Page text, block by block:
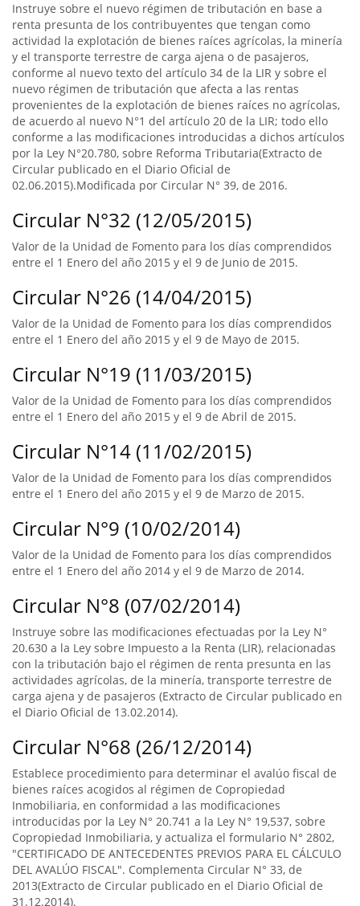
Instruye sobre el nuevo régimen de tributación en base a
renta presunta de los contribuyentes que tengan como
actividad la explotación de bienes raíces agrícolas, la minería
y el transporte terrestre de carga ajena o de pasajeros,
conforme al nuevo texto del artículo 34 de la LIR y sobre el
nuevo régimen de tributación que afecta a las rentas
provenientes de la explotación de bienes raíces no agrícolas,
de acuerdo al nuevo N°1 del artículo 20 de la LIR; todo ello
conforme a las modificaciones introducidas a dichos artículos
por la Ley N°20.780, sobre Reforma Tributaria(Extracto de
Circular publicado en el Diario Oficial de
02.06.2015).Modificada por Circular N° 39, de 2016.
Circular N°32 (12/05/2015)
Valor de la Unidad de Fomento para los días comprendidos
entre el 1 Enero del año 2015 y el 9 de Junio de 2015.
Circular N°26 (14/04/2015)
Valor de la Unidad de Fomento para los días comprendidos
entre el 1 Enero del año 2015 y el 9 de Mayo de 2015.
Circular N°19 (11/03/2015)
Valor de la Unidad de Fomento para los días comprendidos
entre el 1 Enero del año 2015 y el 9 de Abril de 2015.
Circular N°14 (11/02/2015)
Valor de la Unidad de Fomento para los días comprendidos
entre el 1 Enero del año 2015 y el 9 de Marzo de 2015.
Circular N°9 (10/02/2014)
Valor de la Unidad de Fomento para los días comprendidos
entre el 1 Enero del año 2014 y el 9 de Marzo de 2014.
Circular N°8 (07/02/2014)
Instruye sobre las modificaciones efectuadas por la Ley N°
20.630 a la Ley sobre Impuesto a la Renta (LIR), relacionadas
con la tributación bajo el régimen de renta presunta en las
actividades agrícolas, de la minería, transporte terrestre de
carga ajena y de pasajeros (Extracto de Circular publicado en
el Diario Oficial de 13.02.2014).
Circular N°68 (26/12/2014)
Establece procedimiento para determinar el avalúo fiscal de
bienes raíces acogidos al régimen de Copropiedad
Inmobiliaria, en conformidad a las modificaciones
introducidas por la Ley N° 20.741 a la Ley N° 19,537, sobre
Copropiedad Inmobiliaria, y actualiza el formulario N° 2802,
"CERTIFICADO DE ANTECEDENTES PREVIOS PARA EL CÁLCULO
DEL AVALÚO FISCAL". Complementa Circular N° 33, de
2013(Extracto de Circular publicado en el Diario Oficial de
31.12.2014).